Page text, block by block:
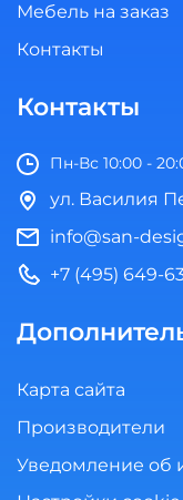
Мебель на заказ
Контакты
Контакты
Пн-Вс 10:00 -
ул. Василия
info@san-
+7 (495) 649-
Карта сайта
Производители
Уведомление об